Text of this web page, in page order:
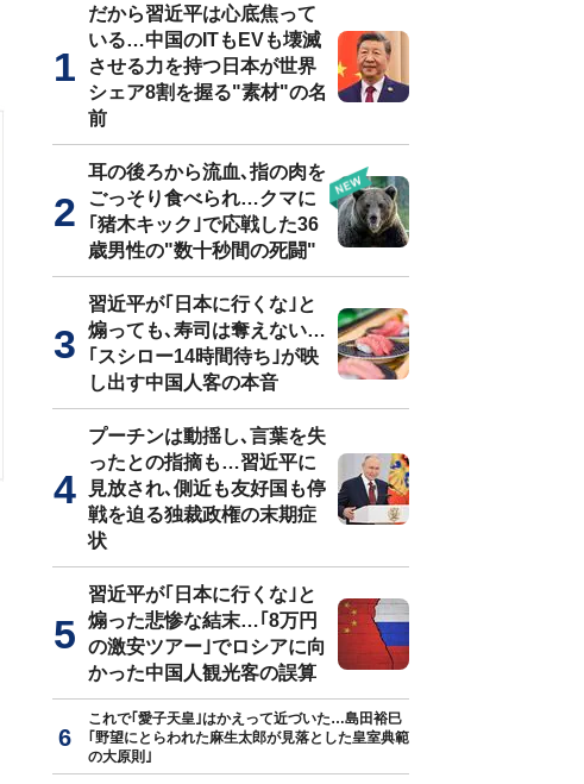
だから習近平は心底焦って
いる…中国のITもEVも壊滅
させる力を持つ日本が世界
シェア8割を握る"素材"の名
前
耳の後ろから流血､指の肉を
ごっそり食べられ…クマに
｢猪木キック｣で応戦した36
歳男性の"数十秒間の死闘"
習近平が｢日本に行くな｣と
煽っても､寿司は奪えない…
｢スシロー14時間待ち｣が映
し出す中国人客の本音
プーチンは動揺し､言葉を失
ったとの指摘も…習近平に
見放され､側近も友好国も停
戦を迫る独裁政権の末期症
状
習近平が｢日本に行くな｣と
煽った悲惨な結末…｢8万円
の激安ツアー｣でロシアに向
かった中国人観光客の誤算
これで｢愛子天皇｣はかえって近づいた…島田裕巳
｢野望にとらわれた麻生太郎が見落とした皇室典範
の大原則｣